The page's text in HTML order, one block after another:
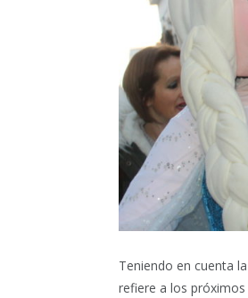
Teniendo en cuenta
refiere a los